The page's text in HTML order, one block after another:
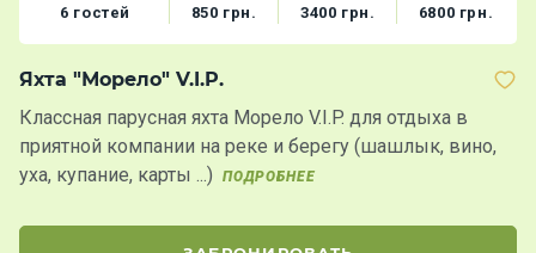
6 гостей 850 грн. 3400 грн. 6800 грн.
Яхта "Морело" V.I.P.
Классная парусная яхта Морело V.I.P. для отдыха в
приятной компании на реке и берегу (шашлык, вино,
уха, купание, карты ...)
ПОДРОБНЕЕ